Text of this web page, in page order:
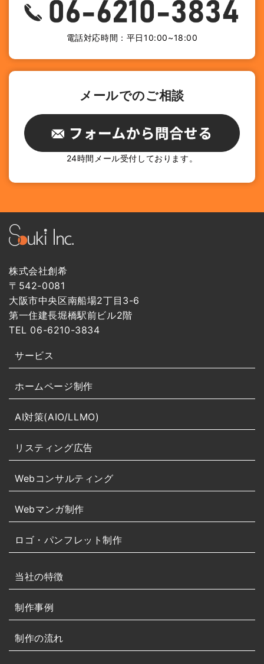
電話対応時間：平日10:00~18:00
メールでのご相談
24時間メール受付しております。
株式会社創希
〒542-0081
大阪市中央区南船場2丁目3-6
第一住建長堀橋駅前ビル2階
TEL 06-6210-3834
サービス
ホームページ制作
AI対策(AIO/LLMO)
リスティング広告
Webコンサルティング
Webマンガ制作
ロゴ・パンフレット制作
当社の特徴
制作事例
制作の流れ